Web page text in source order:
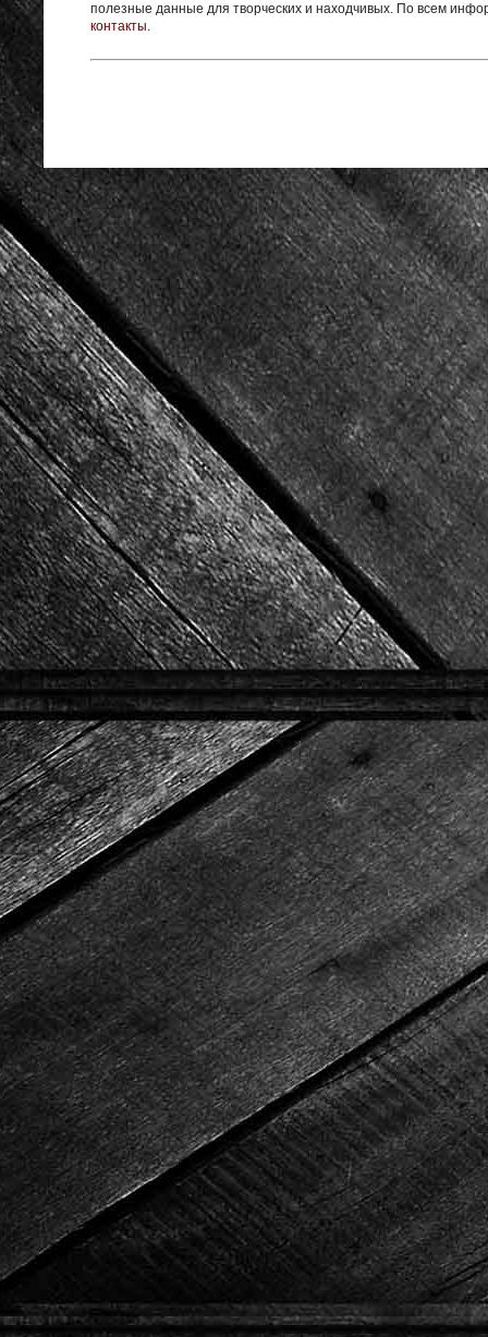
полезные данные для творческих и находчивых. По всем
контакты.